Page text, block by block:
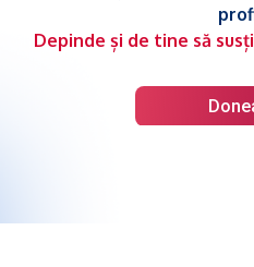
Depinde și de tine să